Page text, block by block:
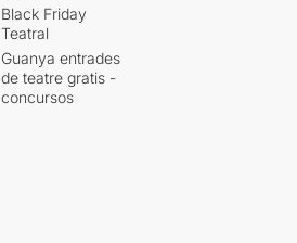
Black Friday
Teatral
Guanya entrades
de teatre gratis -
concursos